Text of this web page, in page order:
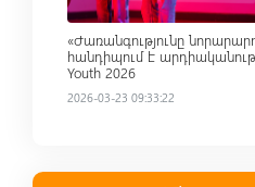
«Ժառանգությունը
հանդիպում է
Youth 2026
2026-03-23 09:33:22